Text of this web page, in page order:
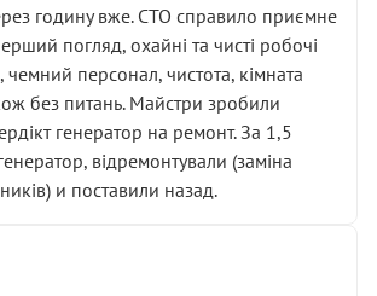
годину вже. СТО справило приємне
погляд, охайні та чисті робочі
чемний персонал, чистота, кімната
без питань. Майстри зробили
генератор на ремонт. За 1,5
відремонтували (заміна
и поставили назад.